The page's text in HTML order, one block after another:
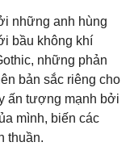
những anh hùng
bầu không khí
những phản
bản sắc riêng cho
ấn tượng mạnh bởi
mình, biến các
thuần.